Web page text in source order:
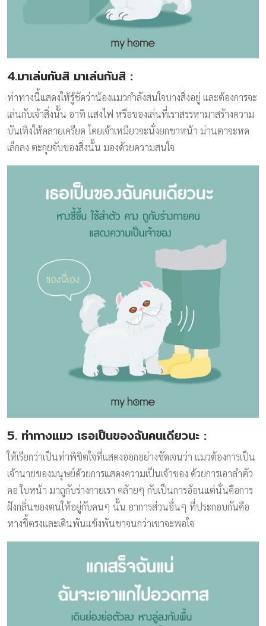
4.มาเล่นกันสิ มาเล่นกันสิ :
ท่าทางนี้แสดงให้รู้ชัดว่าน้องแมวกำลังสนใจบางสิ่งอยู่ และต้องการจะ
เล่นกับเจ้าสิ่งนั้น อาทิ แสงไฟ หรือของเล่นที่เราสรรหามาสร้างความ
บันเทิงให้คลายเครียด โดยเจ้าเหมียวจะนั่งยกขาหน้า ม่านตาจะหด
เล็กลง ตะกุยจับของสิ่งนั้น มองด้วยความสนใจ
5. ท่าทางแมว เธอเป็นของฉันคนเดียวนะ :
ให้เรียกว่าเป็นท่าพิชิตใจที่แสดงออกอย่างชัดเจนว่า แมวต้องการเป็น
เจ้านายของมนุษย์ด้วยการแสดงความเป็นเจ้าของ ด้วยการเอาลำตัว
คอ ใบหน้า มาถูกับร่างกายเรา คล้ายๆ กับเป็นการอ้อนแต่นั่นคือการ
ฝังกลิ่นของตนให้อยู่กับคนๆ นั้น อาการส่วนอื่นๆ ที่ประกอบกันคือ
หางชี้ตรงและเดินพันแข้งพันขาจนกว่าเขาจะพอใจ